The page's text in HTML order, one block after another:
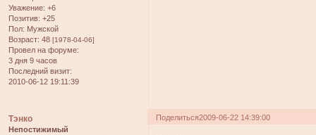
Уважение: +6
Позитив: +25
Пол: Мужской
Возраст: 48 [1978-04-06]
Провел на форуме:
3 дня 9 часов
Последний визит:
2010-06-12 19:11:39
Поделиться2009-06-22 14:39:00
Тэнко
Непостижимый